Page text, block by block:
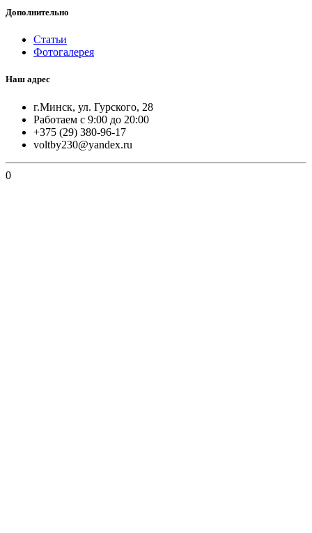
Дополнительно
Статьи
Фотогалерея
Наш адрес
г.Минск, ул. Гурского, 28
Работаем с 9:00 до 20:00
+375 (29) 380-96-17
voltby230@yandex.ru
0